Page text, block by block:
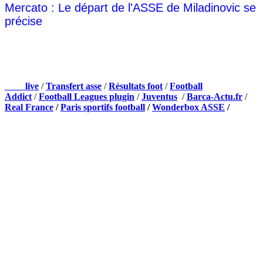
Mercato : Le départ de l'ASSE de Miladinovic se
précise
live /Transfert asse /Résultats foot /Football
Addict /Football Leagues plugin /Juventus /Barca-Actu.fr /
Real France /Paris sportifs football /Wonderbox ASSE /